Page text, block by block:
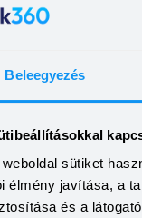
Beleegyezés
sütiket
élmény javítása, a
és a
MBH